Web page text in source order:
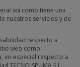
así como tiene una
nuestros servicios y de
respecto a
web como
en especial respecto a
TECNO-SPUMA S.L.